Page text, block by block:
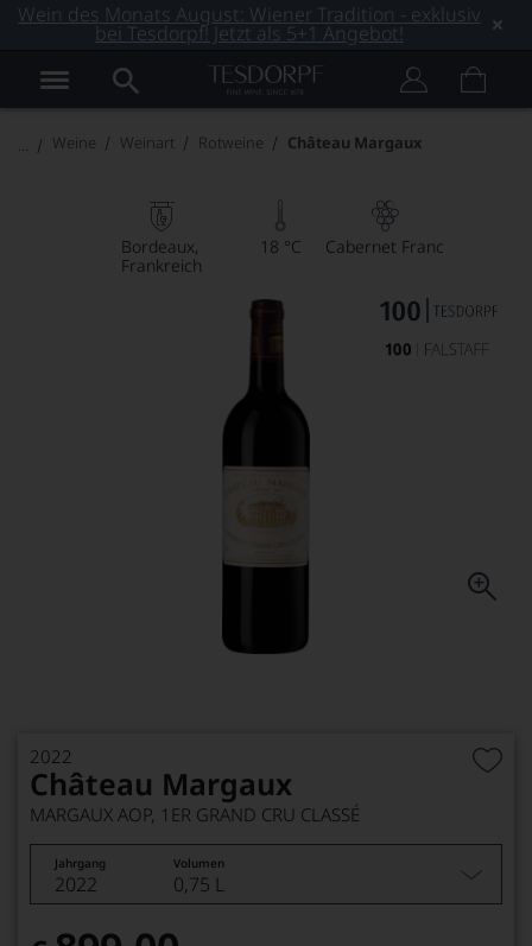
Wein des Monats August: Wiener Tradition - exklusiv
bei Tesdorpf! Jetzt als 5+1 Angebot!
Weine Weinart Rotweine Château Margaux
Bordeaux
Frankreich
18 °C Cabernet Franc
2022
Château Margaux
MARGAUX AOP, 1ER GRAND CRU CLASSÉ
Jahrgang Volumen
2022 0,75 L